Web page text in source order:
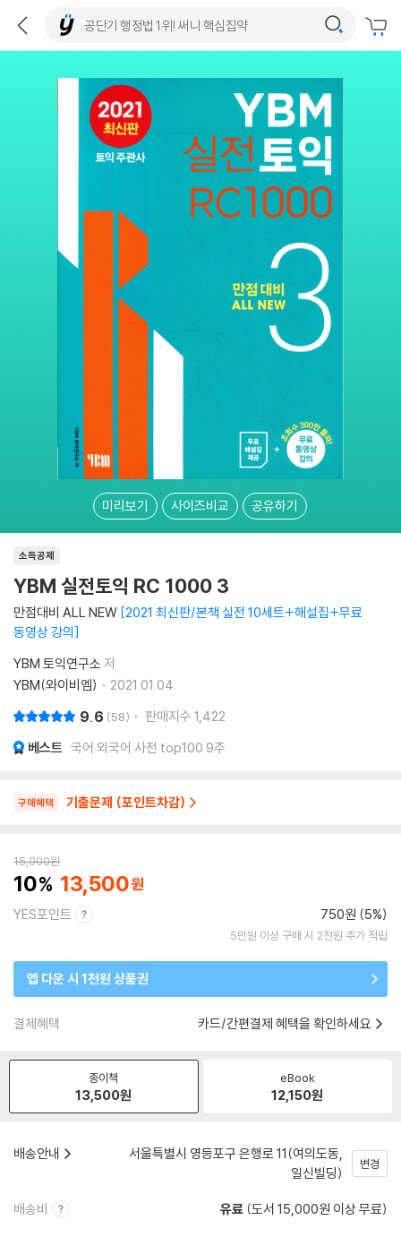
미리보기 사이즈비교 공유하기
소득공제
YBM 실전토익 RC 1000 3
만점대비 ALL NEW 2021 최신판/본책 실전 10세트+해설집+무료
동영상 강의
YBM 토익연구소 저
YBM(와이비엠)
2021.01.04.
9.6 58 판매지수 1,422
베스트 국어 외국어 사전 top100 9주
구매혜택 기출문제 (포인트차감)
15,000원
10 13,500
YES포인트 750원 (5%)
5만원 이상 구매 시 2천원 추가 적립
앱 다운 시 1천원 상품권
결제혜택 카드/간편결제 혜택을 확인하세요
종이책
13,500원
eBook
12,150원
배송안내
서울특별시 영등포구 은행로 11(여의도동,
일신빌딩)
변경
배송비 유료 (도서 15,000원 이상 무료)